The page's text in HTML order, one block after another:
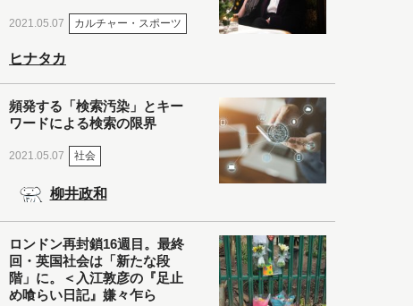
2021.05.07 カルチャー・スポーツ
ヒナタカ
頻発する「検索汚染」とキー
ワードによる検索の限界
2021.05.07 社会
柳井政和
ロンドン再封鎖16週目。最終
回・英国社会は「新たな段
階」に。＜入江敦彦の『足止
め喰らい日記』嫌々乍ら